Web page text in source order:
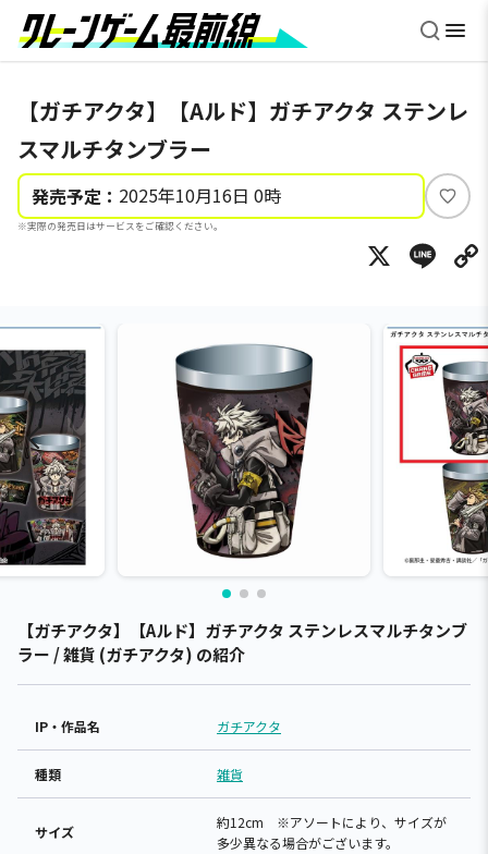
【ガチアクタ】【Aルド】ガチアクタ ステンレ
スマルチタンブラー
発売予定： 2025年10月16日 0時
※実際の発売日はサービスをご確認ください。
い
ね
X
【ガチアクタ】【Aルド】ガチアクタ ステンレスマルチタンブ
ラー / 雑貨 (ガチアクタ) の紹介
IP・作品名 ガチアクタ
種類 雑貨
サイズ
約12cm ※アソートにより、サイズが
多少異なる場合がございます。